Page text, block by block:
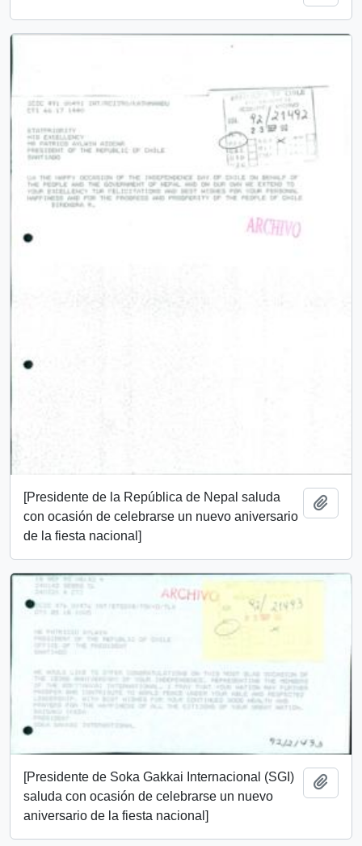
[Presidente de la República de Nepal saluda
con ocasión de celebrarse un nuevo aniversario
de la fiesta nacional]
[Presidente de Soka Gakkai Internacional (SGI)
saluda con ocasión de celebrarse un nuevo
aniversario de la fiesta nacional]